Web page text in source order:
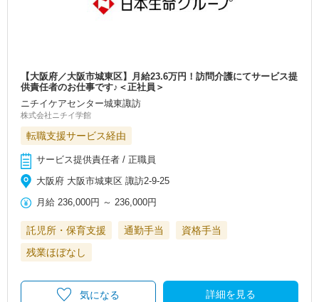
【大阪府／大阪市城東区】月給23.6万円！訪問介護にてサービス提
供責任者のお仕事です♪＜正社員＞
ニチイケアセンター城東諏訪
株式会社ニチイ学館
転職支援サービス経由
サービス提供責任者 / 正職員
大阪府 大阪市城東区 諏訪2-9-25
月給 236,000円 ～236,000円
託児所・保育支援 通勤手当
資格手当
残業ほぼなし
詳細を見る
気になる